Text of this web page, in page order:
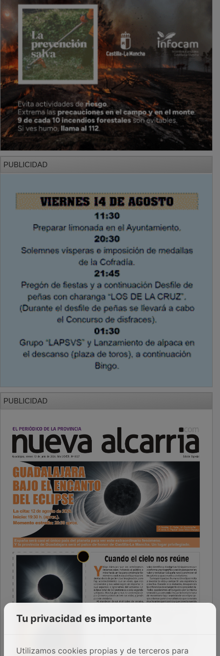
PUBLICIDAD
PUBLICIDAD
Tu privacidad es importante
Utilizamos cookies propias y de terceros para